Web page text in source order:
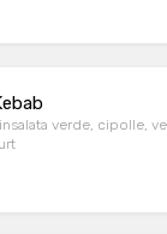
verde, cipolle,